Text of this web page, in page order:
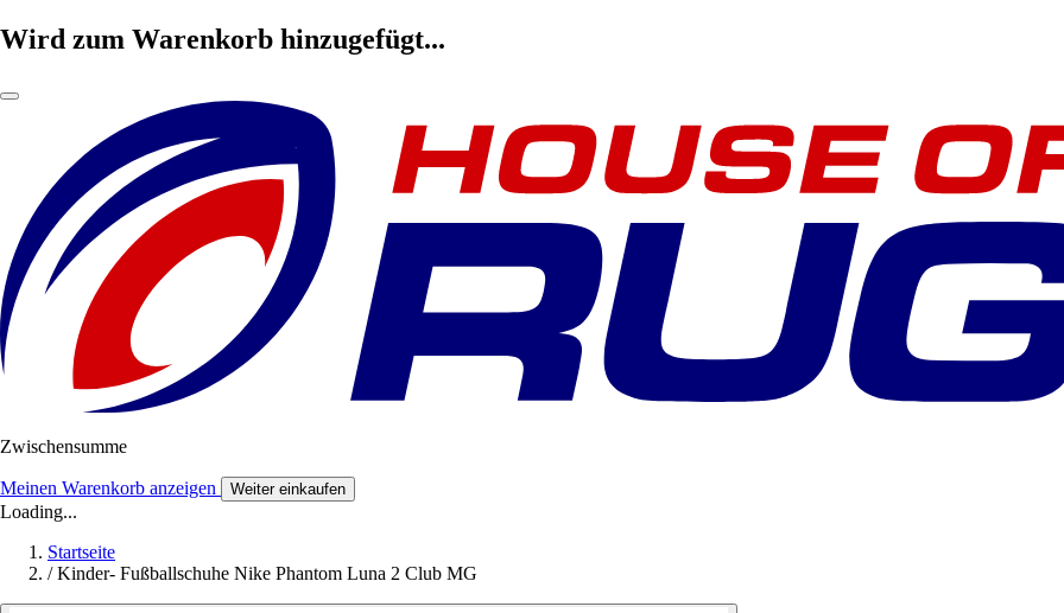
Wird zum Warenkorb hinzugefügt...
Zwischensumme
Meinen Warenkorb anzeigen Weiter einkaufen
Loading...
Startseite
/ Kinder- Fußballschuhe Nike Phantom Luna 2 Club MG